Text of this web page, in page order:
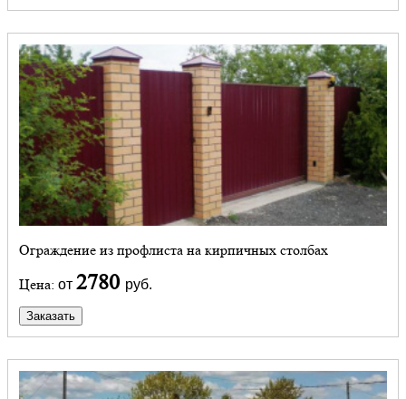
Ограждение из профлиста на кирпичных столбах
Цена: от 2780 руб.
Заказать